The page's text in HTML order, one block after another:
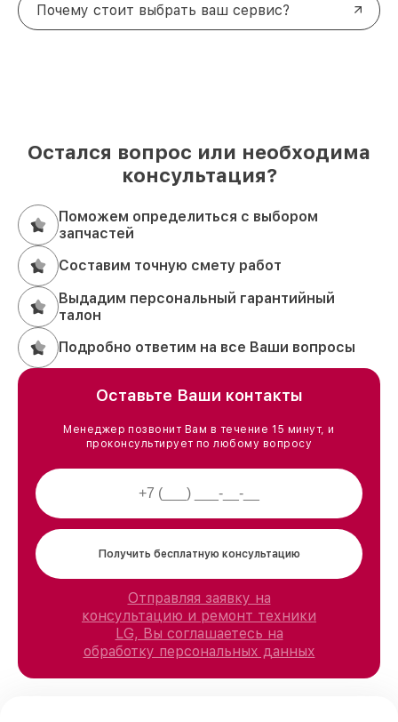
Почему стоит выбрать ваш сервис?
Остался вопрос или необходима
консультация?
Поможем определиться с выбором
запчастей
Составим точную смету работ
Выдадим персональный гарантийный
талон
Подробно ответим на все Ваши вопросы
Оставьте Ваши контакты
Менеджер позвонит Вам в течение 15 минут, и
проконсультирует по любому вопросу
Получить бесплатную консультацию
Отправляя заявку на
консультацию и ремонт техники
LG, Вы соглашаетесь на
обработку персональных данных